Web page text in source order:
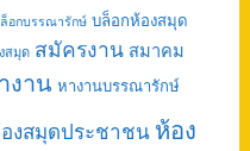
อกบรรณารักษ์ บล็อกห้องสมุด
สมุด สมัครงาน สมาคม
งาน หางานบรรณารักษ์
งสมุดประชาชน ห้อง